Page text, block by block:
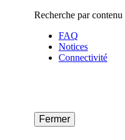
Recherche par contenu
FAQ
Notices
Connectivité
Fermer